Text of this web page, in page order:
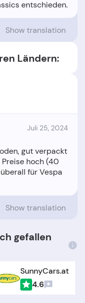
Show translation
Ländern:
Juli 25, 2024
gut verpackt
hoch (40
für Vespa
Show translation
gefallen
SunnyCars.at
4.6